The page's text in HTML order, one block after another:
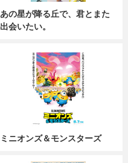
あの星が降る丘で、君とまた
出会いたい。
ミニオンズ＆モンスターズ